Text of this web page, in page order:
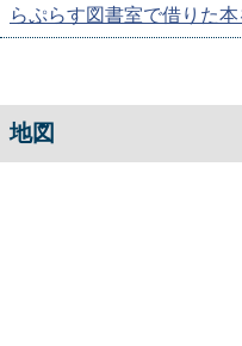
らぷらす図書室で借りた
地図